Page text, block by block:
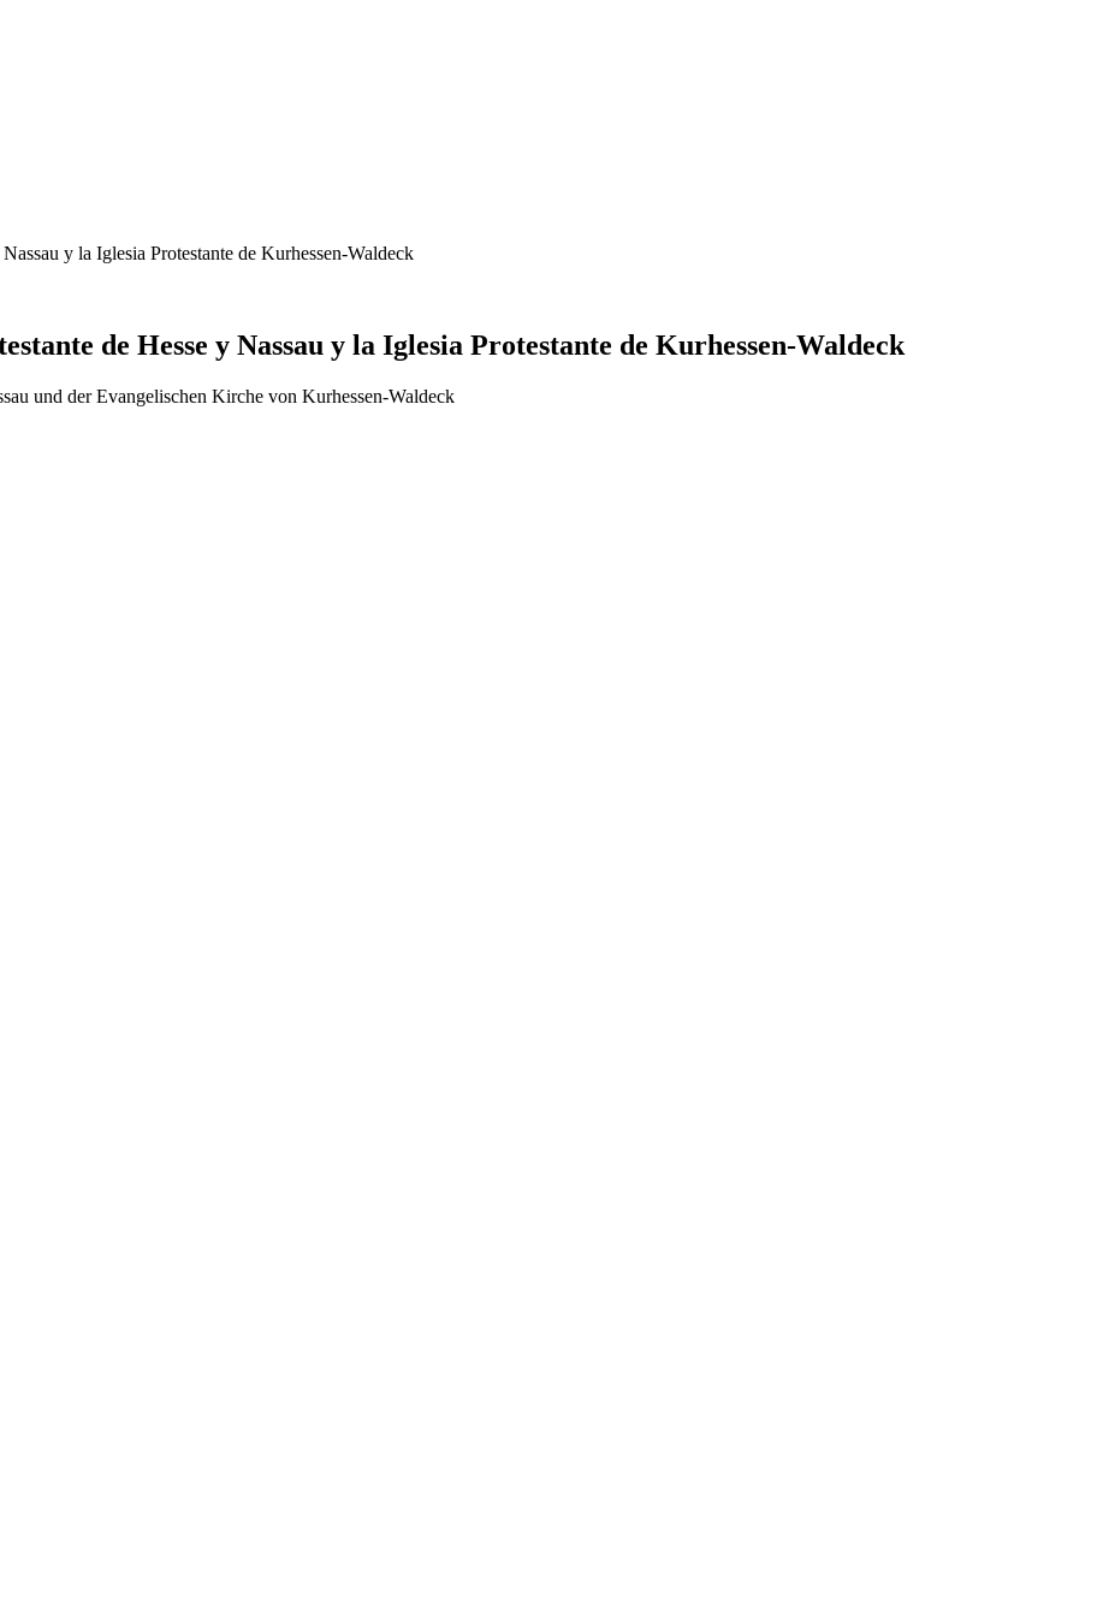
y la Iglesia Protestante de Kurhessen-Waldeck
de Hesse y Nassau y la Iglesia Protestante de Kurhessen-Waldeck
und der Evangelischen Kirche von Kurhessen-Waldeck